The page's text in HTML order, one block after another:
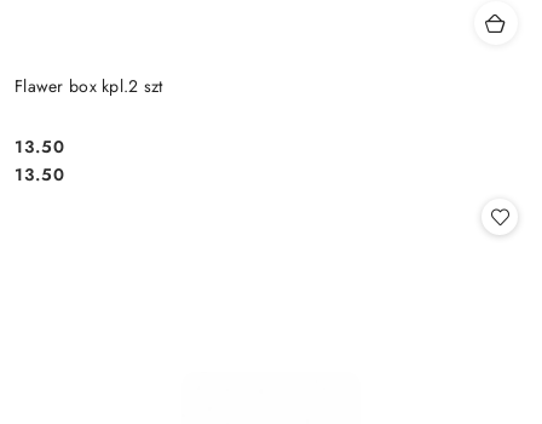
Flawer box kpl.2 szt
Cena:
13.50
Cena:
13.50